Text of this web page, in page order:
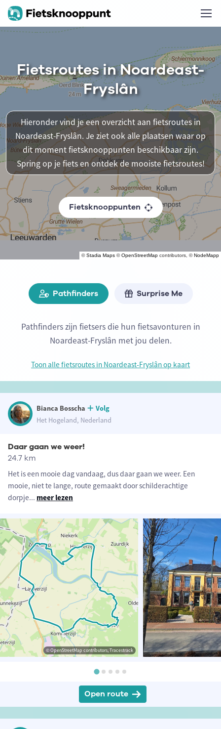
©Stadia Maps ©OpenStreetMap contributors, ©NodeMapp
Fietsroutes in Noardeast-
Fryslân
Hieronder vind je een overzicht aan fietsroutes in
Noardeast-Fryslân. Je ziet ook alle plaatsen waar op
dit moment fietsknooppunten beschikbaar zijn.
Spring op je fiets en ontdek de mooiste fietsroutes!
Fietsknooppunten
Pathfinders Surprise Me
Pathfinders zijn fietsers die hun fietsavonturen in
Noardeast-Fryslân met jou delen.
Toon alle fietsroutes in Noardeast-Fryslân op kaart
Bianca Bosscha
Volg
Het Hogeland, Nederland
Daar gaan we weer!
24.7 km
Het is een mooie dag vandaag, dus daar gaan we weer. Een
mooie, niet te lange, route gemaakt door schilderachtige
dorpje... meer lezen
© OpenStreetMap contributors, Tracestrack
Open route